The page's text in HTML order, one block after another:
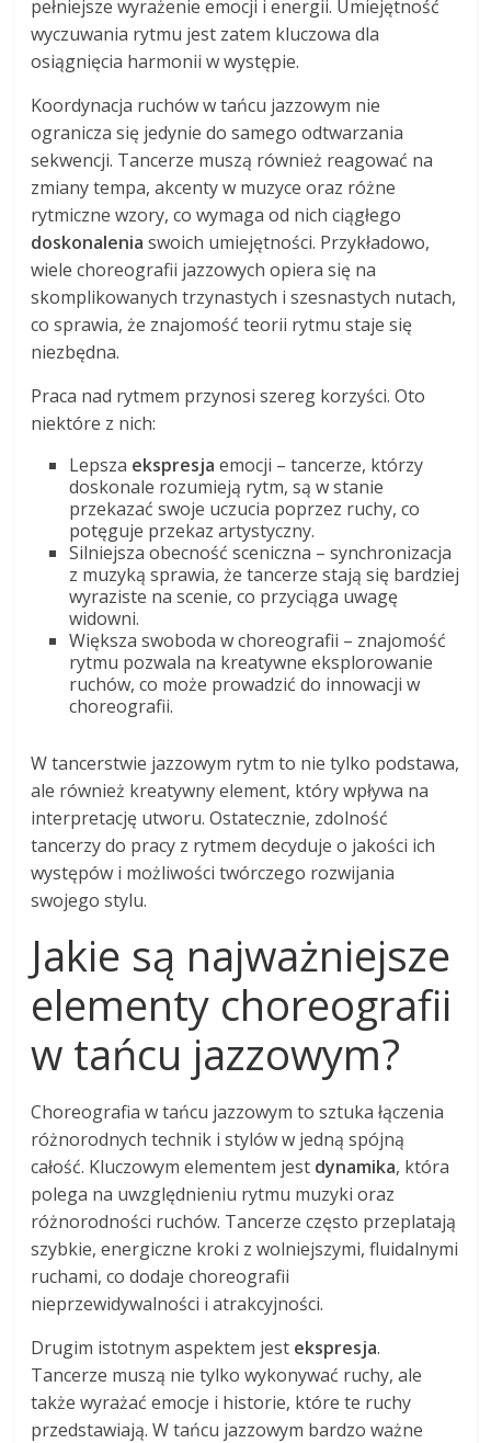
pełniejsze wyrażenie emocji i energii. Umiejętność
wyczuwania rytmu jest zatem kluczowa dla
osiągnięcia harmonii w występie.
Koordynacja ruchów w tańcu jazzowym nie
ogranicza się jedynie do samego odtwarzania
sekwencji. Tancerze muszą również reagować na
zmiany tempa, akcenty w muzyce oraz różne
rytmiczne wzory, co wymaga od nich ciągłego
doskonalenia swoich umiejętności. Przykładowo,
wiele choreografii jazzowych opiera się na
skomplikowanych trzynastych i szesnastych nutach,
co sprawia, że znajomość teorii rytmu staje się
niezbędna.
Praca nad rytmem przynosi szereg korzyści. Oto
niektóre z nich:
Lepsza ekspresja emocji – tancerze, którzy
doskonale rozumieją rytm, są w stanie
przekazać swoje uczucia poprzez ruchy, co
potęguje przekaz artystyczny.
Silniejsza obecność sceniczna – synchronizacja
z muzyką sprawia, że tancerze stają się bardziej
wyraziste na scenie, co przyciąga uwagę
widowni.
Większa swoboda w choreografii – znajomość
rytmu pozwala na kreatywne eksplorowanie
ruchów, co może prowadzić do innowacji w
choreografii.
W tancerstwie jazzowym rytm to nie tylko podstawa,
ale również kreatywny element, który wpływa na
interpretację utworu. Ostatecznie, zdolność
tancerzy do pracy z rytmem decyduje o jakości ich
występów i możliwości twórczego rozwijania
swojego stylu.
Jakie są najważniejsze
elementy choreografii
w tańcu jazzowym?
Choreografia w tańcu jazzowym to sztuka łączenia
różnorodnych technik i stylów w jedną spójną
całość. Kluczowym elementem jest dynamika, która
polega na uwzględnieniu rytmu muzyki oraz
różnorodności ruchów. Tancerze często przeplatają
szybkie, energiczne kroki z wolniejszymi, fluidalnymi
ruchami, co dodaje choreografii
nieprzewidywalności i atrakcyjności.
Drugim istotnym aspektem jest ekspresja.
Tancerze muszą nie tylko wykonywać ruchy, ale
także wyrażać emocje i historie, które te ruchy
przedstawiają. W tańcu jazzowym bardzo ważne